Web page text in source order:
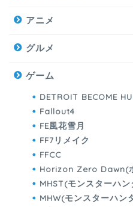
アニメ
グルメ
ゲーム
DETROIT BECOME
Fallout4
FE風花雪月
FF7リメイク
FFCC
Horizon Zero Dawn(
MHST(モンスターハ
MHW(モンスターハン